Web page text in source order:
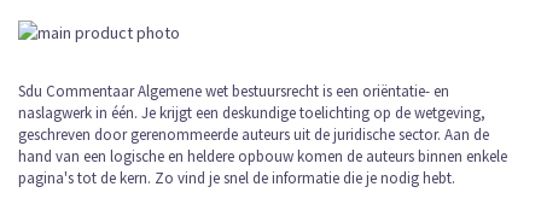
Ga
het
einde
van
de
afbeeldingen-
Ga
naar
het
begin
van
Sdu Commentaar Algemene wet bestuursrecht is een oriëntatie- en
naslagwerk in één. Je krijgt een deskundige toelichting op de wetgeving,
geschreven door gerenommeerde auteurs uit de juridische sector. Aan de
hand van een logische en heldere opbouw komen de auteurs binnen enkele
pagina's tot de kern. Zo vind je snel de informatie die je nodig hebt.